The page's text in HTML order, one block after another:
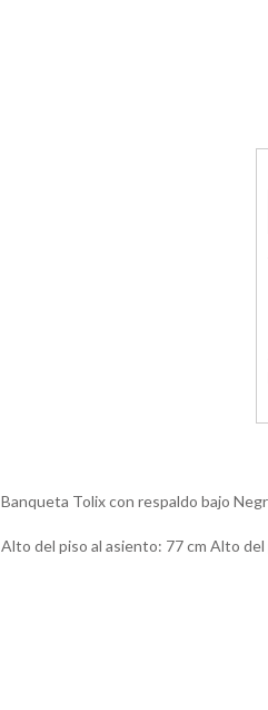
Banqueta Tolix con respaldo bajo
Alto del piso al asiento: 77 cm Alto